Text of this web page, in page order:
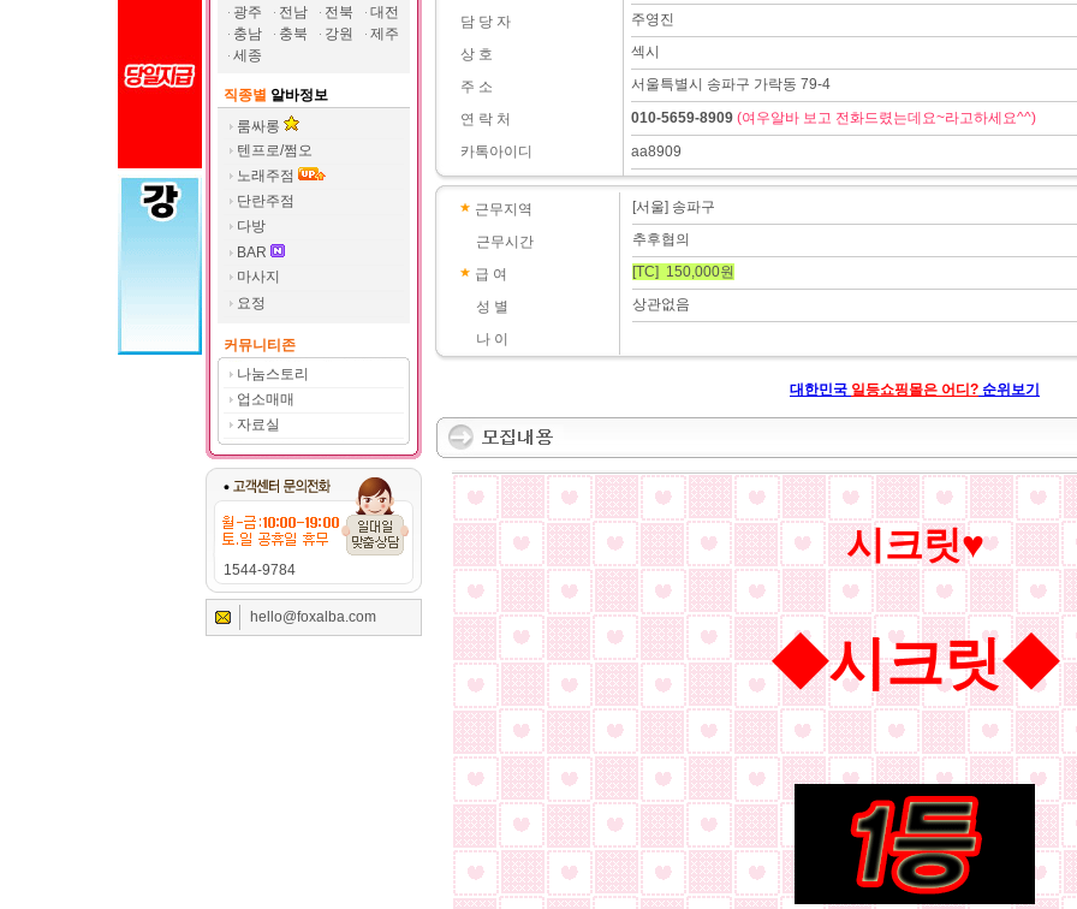
광주
전남 전북
대전
충남
충북 강원
제주
세종
직종별 알바정보
룸싸롱
텐프로/쩜오
노래주점
단란주점
다방
BAR
마사지
요정
커뮤니티존
나눔스토리
업소매매
자료실
1544-9784
hello@foxalba.com
담 당 자
상 호
주 소
연 락 처
카톡아이디
주영진
섹시
서울특별시 송파구 가락동 79-4
010-5659-8909 (여우알바 보고 전화드렸는데요~라고하세요^^)
aa8909
근무지역
근무시간
급 여
성 별
나 이
[서울] 송파구
추후협의
[TC] 150,000원
상관없음
대한민국 일등쇼핑몰은 어디? 순위보기
시크릿♥
◆시크릿◆